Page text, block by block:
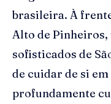
brasileira. À
Alto de Pinheiros,
sofisticados de
de cuidar de si
profundamente